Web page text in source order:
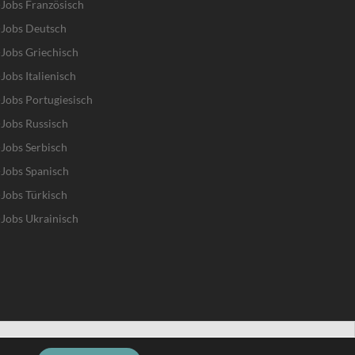
Französisch
Deutsch
Griechisch
Italienisch
Portugiesisch
Russisch
Serbisch
Spanisch
Türkisch
Ukrainisch